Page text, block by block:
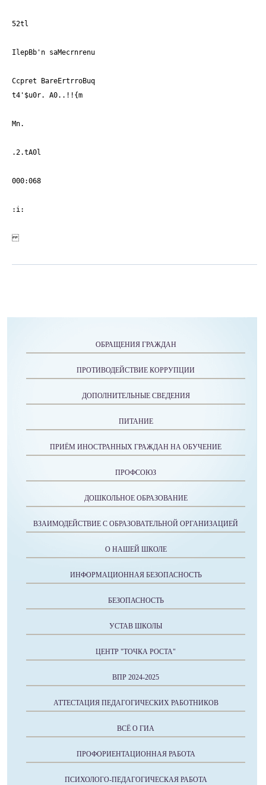
52tl
IlepBb'n saMecrnrenu
Ccpret BareErtrroBuq
t4'$u0r. A0..!!{m
Mn.
.2.tA0l
000:068
:i:
ОБРАЩЕНИЯ ГРАЖДАН
ПРОТИВОДЕЙСТВИЕ КОРРУПЦИИ
ДОПОЛНИТЕЛЬНЫЕ СВЕДЕНИЯ
ПИТАНИЕ
ПРИЁМ ИНОСТРАННЫХ ГРАЖДАН НА ОБУЧЕНИЕ
ПРОФСОЮЗ
ДОШКОЛЬНОЕ ОБРАЗОВАНИЕ
ВЗАИМОДЕЙСТВИЕ С ОБРАЗОВАТЕЛЬНОЙ ОРГАНИЗАЦИЕЙ
О НАШЕЙ ШКОЛЕ
ИНФОРМАЦИОННАЯ БЕЗОПАСНОСТЬ
БЕЗОПАСНОСТЬ
УСТАВ ШКОЛЫ
ЦЕНТР "ТОЧКА РОСТА"
ВПР 2024-2025
АТТЕСТАЦИЯ ПЕДАГОГИЧЕСКИХ РАБОТНИКОВ
ВСЁ О ГИА
ПРОФОРИЕНТАЦИОННАЯ РАБОТА
ПСИХОЛОГО-ПЕДАГОГИЧЕСКАЯ РАБОТА